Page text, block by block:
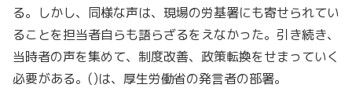
る。しかし、同様な声は、現場の労基署にも寄せられてい
ることを担当者自らも語らざるをえなかった。引き続き、
当時者の声を集めて、制度改善、政策転換をせまっていく
必要がある。()は、厚生労働省の発言者の部署。